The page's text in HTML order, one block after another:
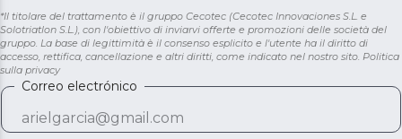
*Il titolare del trattamento è il gruppo Cecotec (Cecotec Innovaciones S.L. e
Solotriatlon S.L.), con l'obiettivo di inviarvi offerte e promozioni delle società del
gruppo. La base di legittimità è il consenso esplicito e l'utente ha il diritto di
accesso, rettifica, cancellazione e altri diritti, come indicato nel nostro sito. Politica
sulla privacy
Correo electrónico